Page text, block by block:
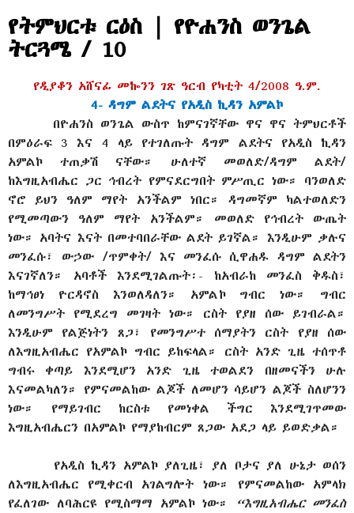
የትምህርቱ ርዕስ | የዮሐንስ ወንጌል
ትርጓሜ / 10
የዲያቆን አሸናፊ መኰንን ገጽ ዓርብ የካቲት 4/2008 ዓ.ም.
4- ዳግም ልደትና የአዲስ ኪዳን አምልኮ
በዮሐንስ ወንጌል ውስጥ ከምናገኛቸው ዋና ዋና ትምህርቶች
በምዕራፍ 3 እና 4 ላይ የተገለጡት ዳግም ልደትና የአዲስ ኪዳን
አምልኮ ተጠቃሽ ናቸው። ሁለተኛ መወለድ/ዳግም ልደት/
ከእግዚአብሔር ጋር ኅብረት የምናደርግበት ምሥጢር ነው። ባንወለድ
ኖሮ ይህን ዓለም ማየት አንችልም ነበር። ዳግመኛም ካልተወለድን
የሚመጣውን ዓለም ማየት አንችልም። መወለድ የኅብረት ውጤት
ነው። አባትና እናት በመተባበራቸው ልደት ይገኛል። እንዲሁም ቃሉና
መንፈሱ፣ ውኃው /ጥምቀት/ እና መንፈሱ ሲዋሐዱ ዳግም ልደትን
እናገኛለን። አባቶች እንደሚገልጡት፡- ከአብራከ መንፈስ ቅዱስ፣
ከማኅፀነ ዮርዳኖስ እንወለዳለን። አምልኮ ግብር ነው። ግብር
ለመንግሥት የሚደረግ መገዛት ነው። ርስት የያዘ ሰው ይገብራል።
እንዲሁም የልጅነትን ጸጋ፣ የመንግሥተ ሰማያትን ርስት የያዘ ሰው
ለእግዚአብሔር የአምልኮ ግብር ይከፍላል። ርስት አንድ ጊዜ ተሰጥቶ
ግብሩ ቀጣይ እንደሚሆን አንድ ጊዜ ተወልደን በዘመናችን ሁሉ
እናመልካለን። የምናመልከው ልጆች ለመሆን ሳይሆን ልጆች ስለሆንን
ነው። የማይገብር ከርስቱ የመነቀል ችግር እንደሚገጥመው
እግዚአብሔርን በአምልኮ የማያከብርም ጸጋው አደጋ ላይ ይወድቃል።
የአዲስ ኪዳን አምልኮ ያለጊዜ፣ ያለ ቦታና ያለ ሁኔታ ወሰን
ለእግዚአብሔር የሚቀርብ አገልግሎት ነው። የምናመልከው አምላክ
የፈለገው ለባሕርዩ የሚስማማ አምልኮ ነው።
“እግዚአብሔር መንፈስ